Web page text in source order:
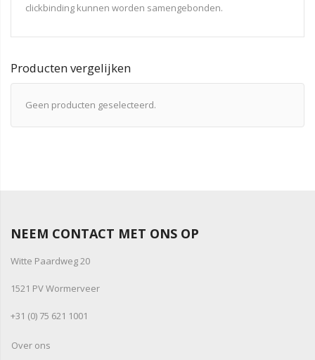
clickbinding kunnen worden samengebonden.
Producten vergelijken
Geen producten geselecteerd.
NEEM CONTACT MET ONS OP
Witte Paardweg 20
1521 PV Wormerveer
+31 (0) 75 621 1001
Over ons